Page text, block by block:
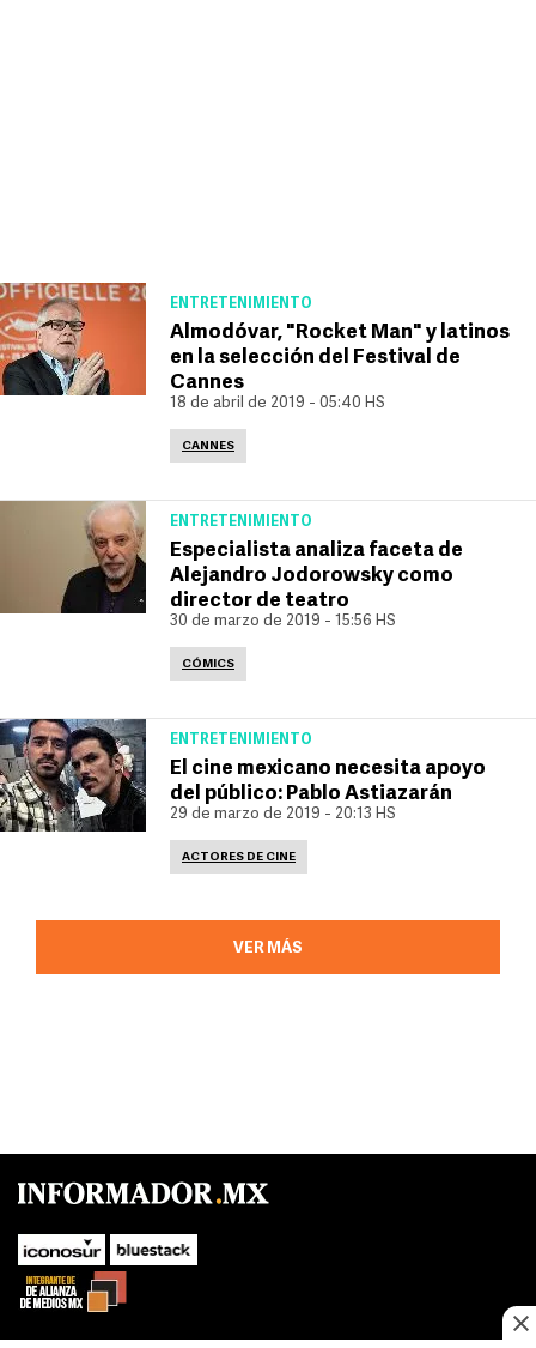
ENTRETENIMIENTO
Almodóvar, "Rocket Man" y latinos
en la selección del Festival de
Cannes
18 de abril de 2019 - 05:40 HS
CANNES
ENTRETENIMIENTO
Especialista analiza faceta de
Alejandro Jodorowsky como
director de teatro
30 de marzo de 2019 - 15:56 HS
CÓMICS
ENTRETENIMIENTO
El cine mexicano necesita apoyo
del público: Pablo Astiazarán
29 de marzo de 2019 - 20:13 HS
ACTORES DE CINE
VER MÁS